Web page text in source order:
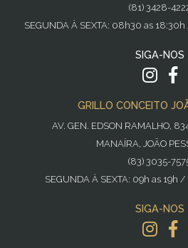
(81) 3428-
SEGUNDA À SEXTA: 08h30 as
SIGA-NOS
GRILLO CONCEITO
AV. GEN. EDSON RAMALHO,
MANAÍRA, JOÃO
(83) 3035-
SEGUNDA À SEXTA: 09h as 19h
SIGA-NOS